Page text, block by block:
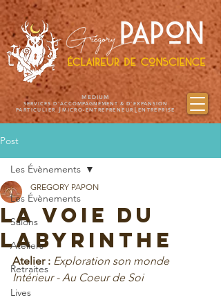
MEDIUM
SERVICES D'ACCOMPAGNEMENT & D'EXPANSION
PARTICULIER ⎭MICRO-ENTREPRENEUR⎩ENTREPRISE
Post
Les Évènements
Salons
Ateliers
Retraites
Lives
Les Évènements
LA VOIE DU
LABYRINTHE
GREGORY PAPON
Atelier : Exploration son monde
Intérieur - Au Coeur de Soi